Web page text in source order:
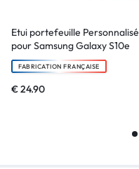
Etui portefeuille Personnalisé
pour Samsung Galaxy S10e
FABRICATION FRANÇAISE
€24.90